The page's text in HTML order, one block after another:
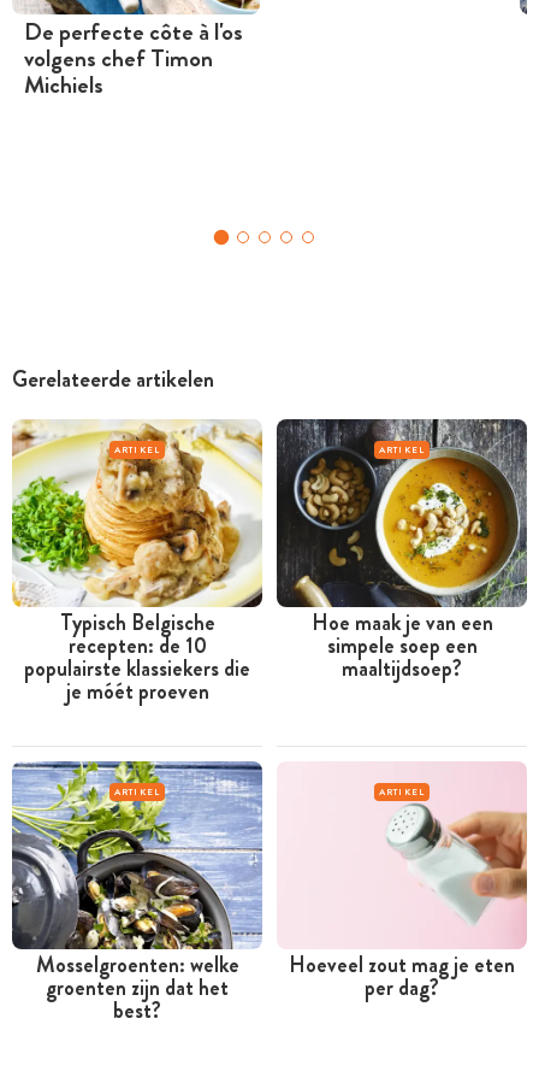
De perfecte côte à l'os
volgens chef Timon
Michiels
Gerelateerde artikelen
ARTIKEL
Typisch Belgische
recepten: de 10
populairste klassiekers die
je móét proeven
ARTIKEL
Hoe maak je van een
simpele soep een
maaltijdsoep?
ARTIKEL
Mosselgroenten: welke
groenten zijn dat het
best?
ARTIKEL
Hoeveel zout mag je eten
per dag?